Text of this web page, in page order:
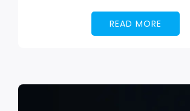
READ MORE